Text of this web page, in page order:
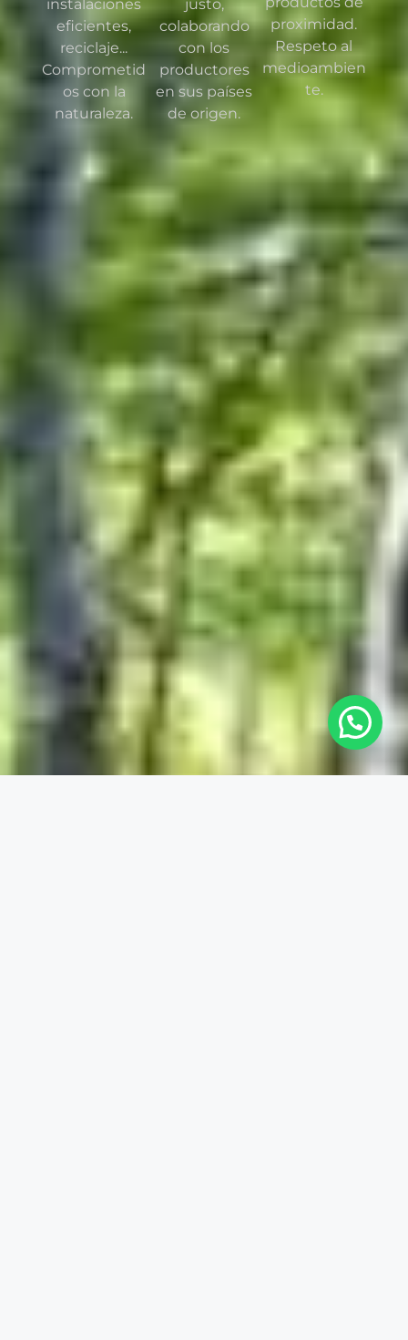
instalaciones
eficientes,
reciclaje...
Comprometid
os con la
naturaleza.
justo,
colaborando
con los
productores
en sus países
de origen.
proximidad.
Respeto al
medioambien
te.